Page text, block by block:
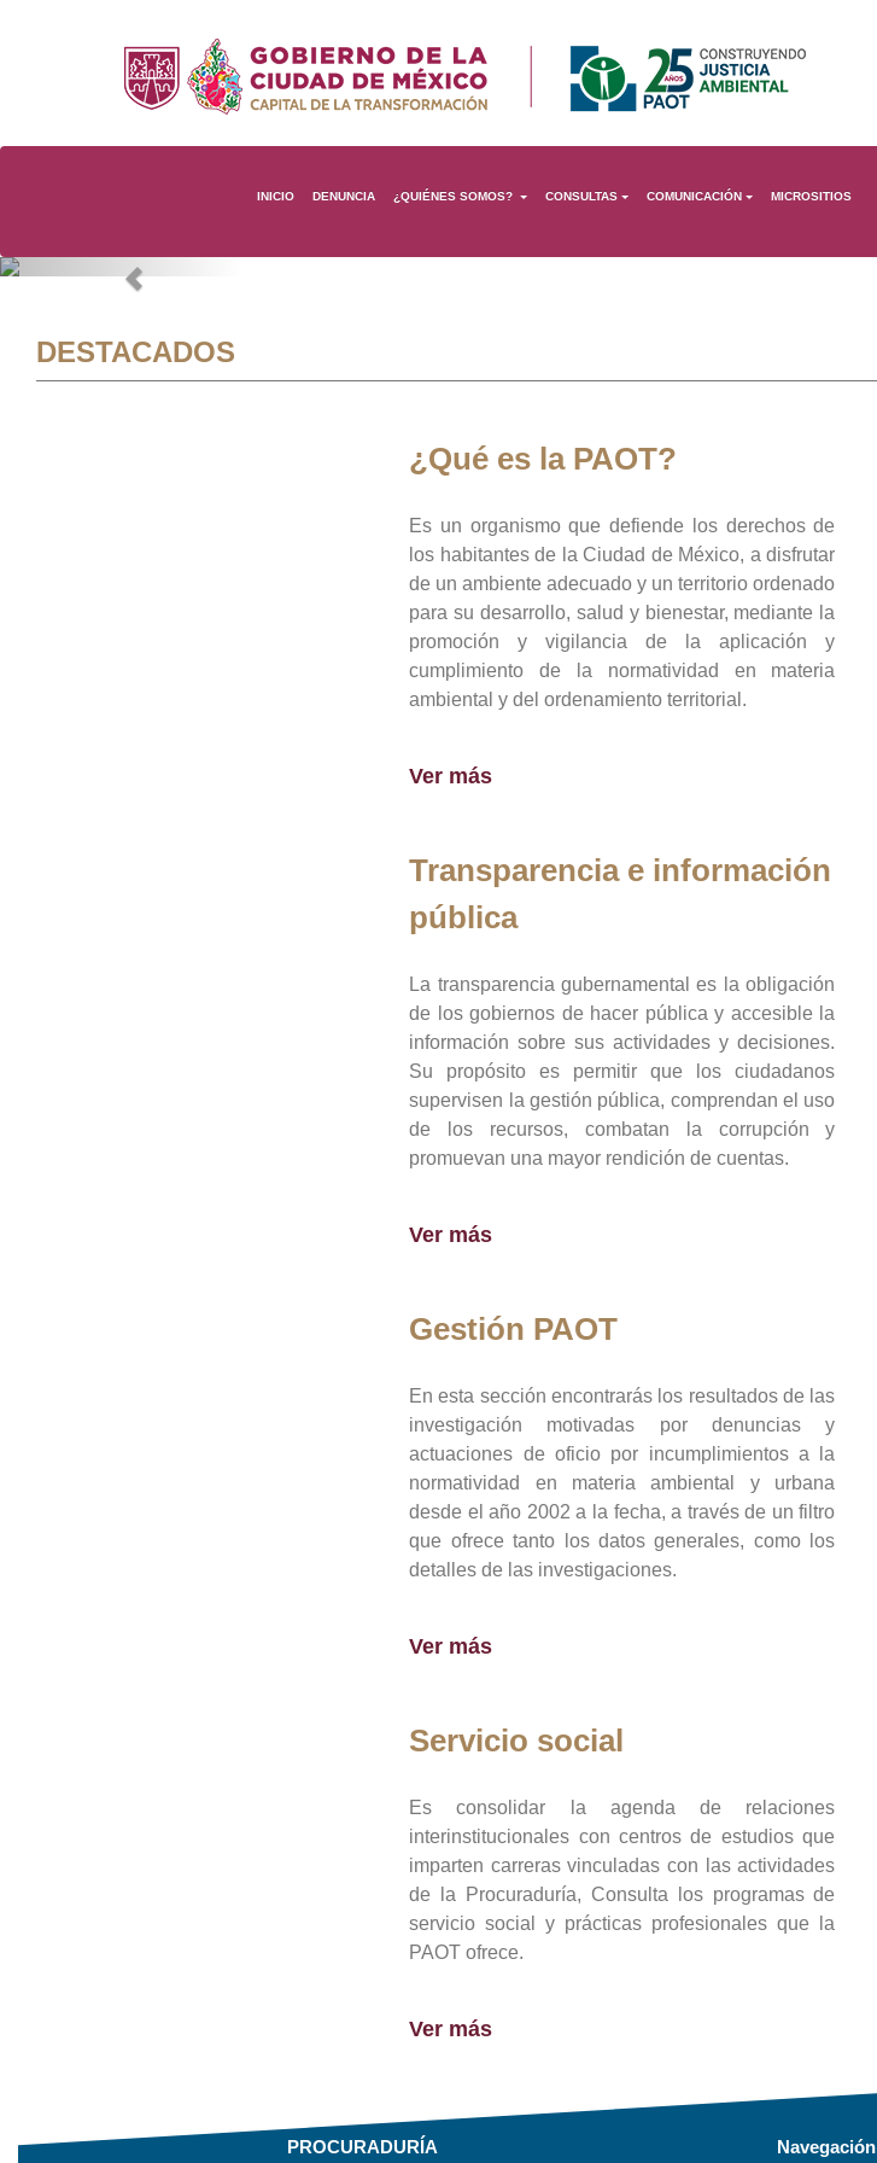
INICIO DENUNCIA ¿QUIÉNES SOMOS? CONSULTAS COMUNICACIÓN MICROSITIOS
Previous
DESTACADOS
¿Qué es la PAOT?
Es un organismo que defiende los derechos de
los habitantes de la Ciudad de México, a disfrutar
de un ambiente adecuado y un territorio ordenado
para su desarrollo, salud y bienestar, mediante la
promoción y vigilancia de la aplicación y
cumplimiento de la normatividad en materia
ambiental y del ordenamiento territorial.
Ver más
Transparencia e información
pública
La transparencia gubernamental es la obligación
de los gobiernos de hacer pública y accesible la
información sobre sus actividades y decisiones.
Su propósito es permitir que los ciudadanos
supervisen la gestión pública, comprendan el uso
de los recursos, combatan la corrupción y
promuevan una mayor rendición de cuentas.
Ver más
Gestión PAOT
En esta sección encontrarás los resultados de las
investigación motivadas por denuncias y
actuaciones de oficio por incumplimientos a la
normatividad en materia ambiental y urbana
desde el año 2002 a la fecha, a través de un filtro
que ofrece tanto los datos generales, como los
detalles de las investigaciones.
Ver más
Servicio social
Es consolidar la agenda de relaciones
interinstitucionales con centros de estudios que
imparten carreras vinculadas con las actividades
de la Procuraduría, Consulta los programas de
servicio social y prácticas profesionales que la
PAOT ofrece.
Ver más
PROCURADURÍA Navegación